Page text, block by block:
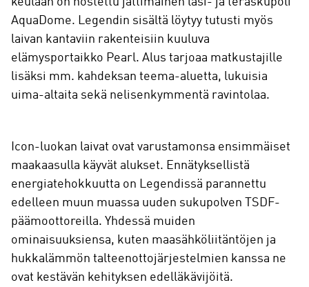
AquaDome. Legendin sisältä löytyy tutusti myös
laivan kantaviin rakenteisiin kuuluva
elämysportaikko Pearl. Alus tarjoaa matkustajille
lisäksi mm. kahdeksan teema-aluetta, lukuisia
uima-altaita sekä nelisenkymmentä ravintolaa.
Icon-luokan laivat ovat varustamonsa ensimmäiset
maakaasulla käyvät alukset. Ennätyksellistä
energiatehokkuutta on Legendissä parannettu
edelleen muun muassa uuden sukupolven TSDF-
päämoottoreilla. Yhdessä muiden
ominaisuuksiensa, kuten maasähköliitäntöjen ja
hukkalämmön talteenottojärjestelmien kanssa ne
ovat kestävän kehityksen edelläkävijöitä.